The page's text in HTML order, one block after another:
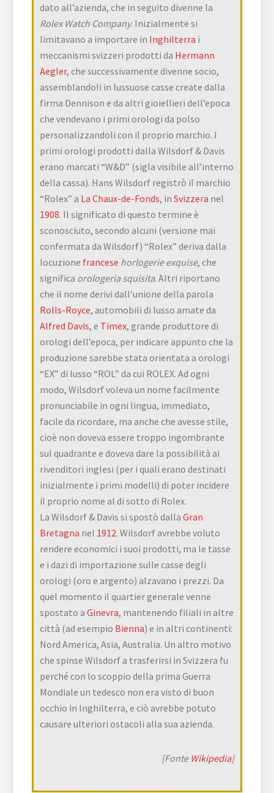
dato all’azienda, che in seguito divenne la
Rolex Watch Company. Inizialmente si
limitavano a importare in Inghilterra i
meccanismi svizzeri prodotti da Hermann
Aegler, che successivamente divenne socio,
assemblandoli in lussuose casse create dalla
firma Dennison e da altri gioiellieri dell’epoca
che vendevano i primi orologi da polso
personalizzandoli con il proprio marchio. I
primi orologi prodotti dalla Wilsdorf & Davis
erano marcati “W&D” (sigla visibile all’interno
della cassa). Hans Wilsdorf registrò il marchio
“Rolex” a La Chaux-de-Fonds, inSvizzera nel
1908. Il significato di questo termine è
sconosciuto, secondo alcuni (versione mai
confermata da Wilsdorf) “Rolex” deriva dalla
locuzione francese horlogerie exquise, che
significa orologeria squisita. Altri riportano
che il nome derivi dall’unione della parola
Rolls-Royce, automobili di lusso amate da
Alfred Davis, e Timex, grande produttore di
orologi dell’epoca, per indicare appunto che la
produzione sarebbe stata orientata a orologi
“EX” di lusso “ROL” da cui ROLEX. Ad ogni
modo, Wilsdorf voleva un nome facilmente
pronunciabile in ogni lingua, immediato,
facile da ricordare, ma anche che avesse stile,
cioè non doveva essere troppo ingombrante
sul quadrante e doveva dare la possibilità ai
rivenditori inglesi (per i quali erano destinati
inizialmente i primi modelli) di poter incidere
il proprio nome al di sotto di Rolex.
La Wilsdorf & Davis si spostò dallaGran
Bretagna nel 1912. Wilsdorf avrebbe voluto
rendere economici i suoi prodotti, ma le tasse
e i dazi di importazione sulle casse degli
orologi (oro e argento) alzavano i prezzi. Da
quel momento il quartier generale venne
spostato aGinevra, mantenendo filiali in altre
città (ad esempio Bienna) e in altri continenti:
Nord America, Asia, Australia. Un altro motivo
che spinse Wilsdorf a trasferirsi in Svizzera fu
perché con lo scoppio della prima Guerra
Mondiale un tedesco non era visto di buon
occhio in Inghilterra, e ciò avrebbe potuto
causare ulteriori ostacoli alla sua azienda.
[Fonte Wikipedia]